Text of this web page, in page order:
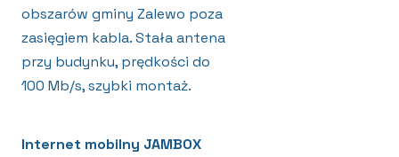
obszarów gminy Zalewo poza
zasięgiem kabla. Stała antena
przy budynku, prędkości do
100 Mb/s, szybki montaż.
Internet mobilny JAMBOX